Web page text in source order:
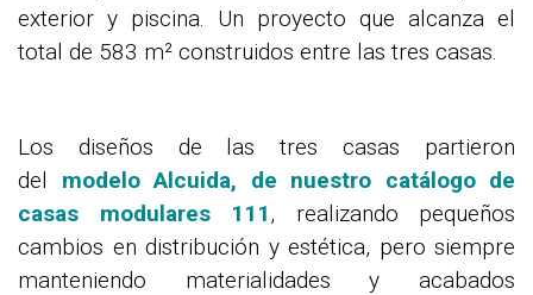
exterior y piscina. Un proyecto que alcanza el
total de 583 m² construidos entre las tres casas.
Los diseños de las tres casas partieron
del modelo Alcuida, de nuestro catálogo de
casas modulares 111, realizando pequeños
cambios en distribución y estética, pero siempre
manteniendo materialidades y acabados